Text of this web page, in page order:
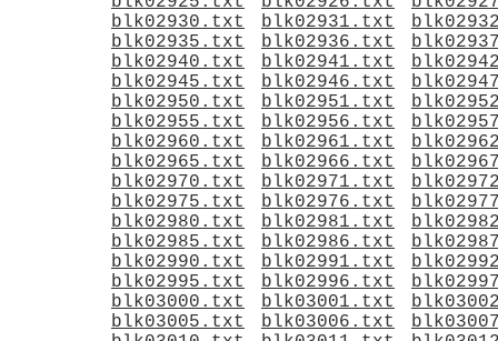
blk02930.txt
blk02931.txt
blk02935.txt
blk02936.txt
blk02940.txt
blk02941.txt
blk02945.txt
blk02946.txt
blk02950.txt
blk02951.txt
blk02955.txt
blk02956.txt
blk02960.txt
blk02961.txt
blk02965.txt
blk02966.txt
blk02970.txt
blk02971.txt
blk02975.txt
blk02976.txt
blk02980.txt
blk02981.txt
blk02985.txt
blk02986.txt
blk02990.txt
blk02991.txt
blk02995.txt
blk02996.txt
blk03000.txt
blk03001.txt
blk03005.txt
blk03006.txt